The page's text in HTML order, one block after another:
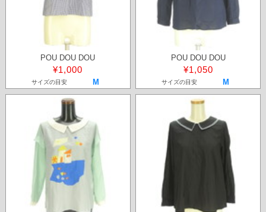
POU DOU DOU
¥1,000
サイズの目安 M
POU DOU DOU
¥1,050
サイズの目安 M